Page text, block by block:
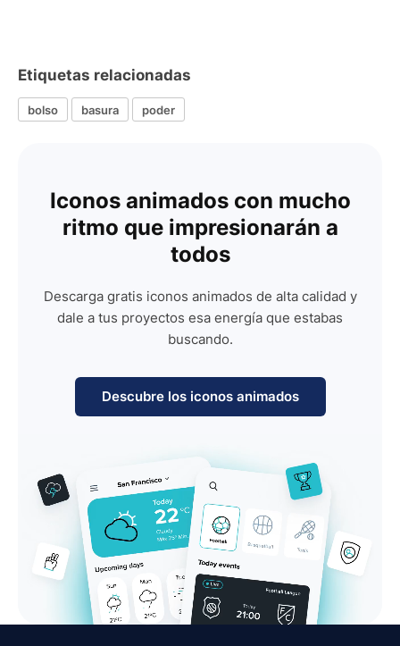
Etiquetas relacionadas
bolso basura poder
Iconos animados con mucho
ritmo que impresionarán a
todos
Descarga gratis iconos animados de alta calidad y
dale a tus proyectos esa energía que estabas
buscando.
Descubre los iconos animados